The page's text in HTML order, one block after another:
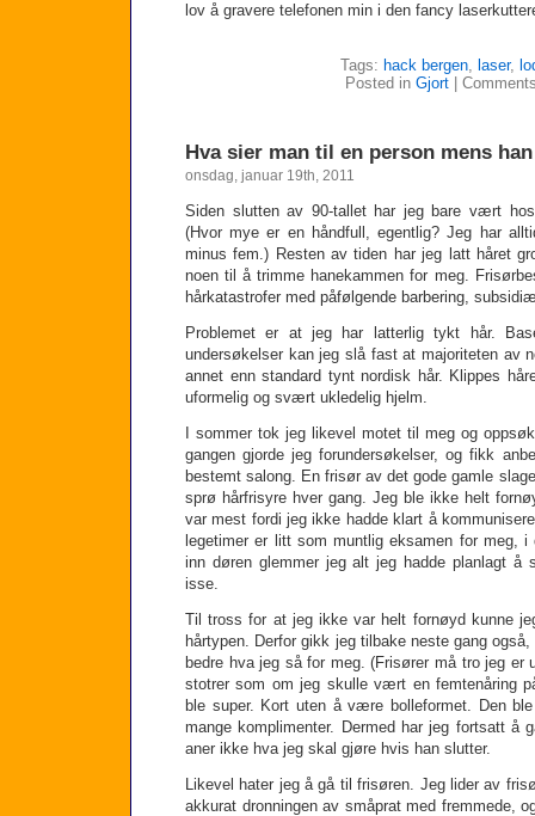
lov å gravere telefonen min i den fancy
Tags: hack bergen, laser,
Posted in Gjort|
Hva sier man til en person mens
onsdag, januar 19th, 2011
Siden slutten av 90-tallet har jeg bare vært
(Hvor mye er en håndfull, egentlig? Jeg har
minus fem.) Resten av tiden har jeg latt håret
noen til å trimme hanekammen for meg.
hårkatastrofer med påfølgende barbering,
Problemet er at jeg har latterlig tykt hår.
undersøkelser kan jeg slå fast at majoriteten av
annet enn standard tynt nordisk hår. Klippes
uformelig og svært ukledelig hjelm.
I sommer tok jeg likevel motet til meg og
gangen gjorde jeg forundersøkelser, og fikk
bestemt salong. En frisør av det gode gamle
sprø hårfrisyre hver gang. Jeg ble ikke helt
var mest fordi jeg ikke hadde klart å
legetimer er litt som muntlig eksamen for meg,
inn døren glemmer jeg alt jeg hadde planlagt å
isse.
Til tross for at jeg ikke var helt fornøyd kunne
hårtypen. Derfor gikk jeg tilbake neste gang
bedre hva jeg så for meg. (Frisører må tro jeg er
stotrer som om jeg skulle vært en femtenåring
ble super. Kort uten å være bolleformet. Den
mange komplimenter. Dermed har jeg fortsatt å
aner ikke hva jeg skal gjøre hvis han slutter.
Likevel hater jeg å gå til frisøren. Jeg lider av
akkurat dronningen av småprat med fremmede,